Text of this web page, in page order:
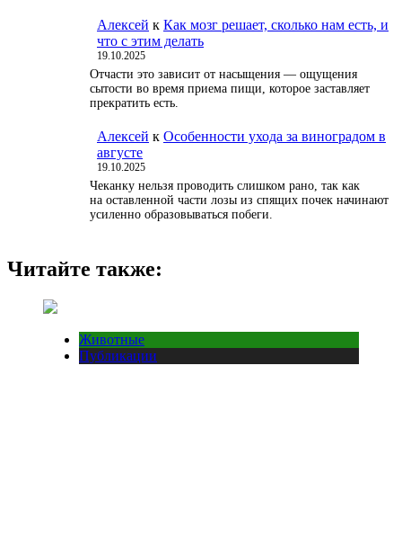
Алексей к Как мозг решает, сколько нам есть, и
что с этим делать
19.10.2025
Отчасти это зависит от насыщения — ощущения
сытости во время приема пищи, которое заставляет
прекратить есть.
Алексей к Особенности ухода за виноградом в
августе
19.10.2025
Чеканку нельзя проводить слишком рано, так как
на оставленной части лозы из спящих почек начинают
усиленно образовываться побеги.
Читайте также:
Животные
Публикации